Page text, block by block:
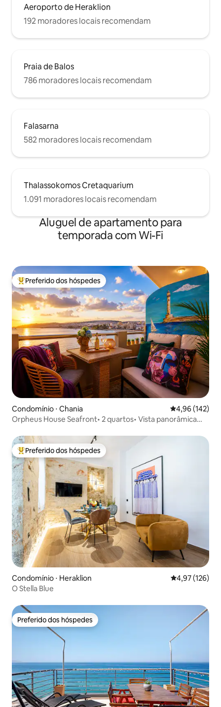
Aeroporto de Heraklion
192 moradores locais recomendam
Praia de Balos
786 moradores locais recomendam
Falasarna
582 moradores locais recomendam
Thalassokomos Cretaquarium
1.091 moradores locais recomendam
Aluguel de apartamento para
temporada com Wi-Fi
Entre os melhores preferidos dos hóspedes
Preferido dos hóspedes
Condomínio ⋅ Chania 4,96 de uma
4,96 (142)
Orpheus House Seafront• 2 quartos• Vista panorâmica
Entre os melhores preferidos dos hóspedes
Preferido dos hóspedes
Condomínio ⋅ Heraklion 4,97 de uma
4,97 (126)
O Stella Blue
Preferido dos hóspedes
Preferido dos hóspedes